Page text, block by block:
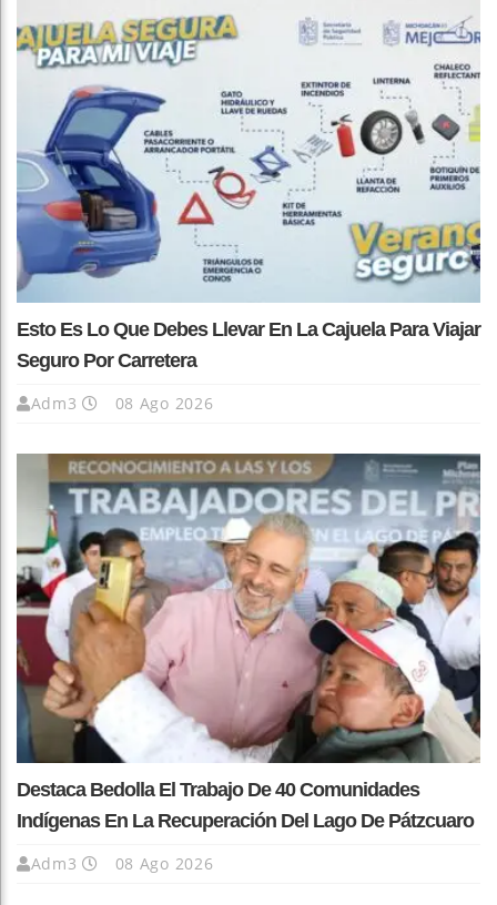
Esto Es Lo Que Debes Llevar En La Cajuela Para Viajar
Seguro Por Carretera
Adm3 08 Ago 2026
Destaca Bedolla El Trabajo De 40 Comunidades
Indígenas En La Recuperación Del Lago De Pátzcuaro
Adm3 08 Ago 2026